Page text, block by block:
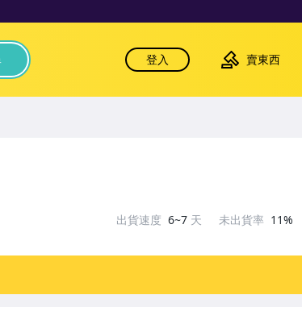
登入 賣東西
出貨速度 6~7 天 未出貨率 11%